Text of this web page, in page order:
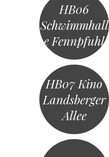
HB06
Schwimmhall
e Fennpfuhl
HB07 Kino
Landsberger
Allee